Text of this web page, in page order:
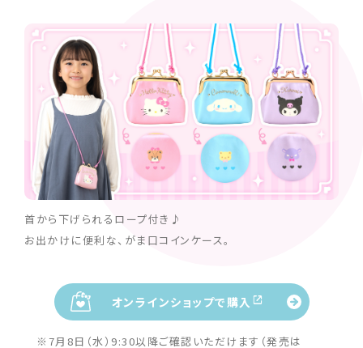
首から下げられるロープ付き♪
お出かけに便利な、がま口コインケース。
オンラインショップで購入
※7月8日（水）9:30以降ご確認いただけます（発売は